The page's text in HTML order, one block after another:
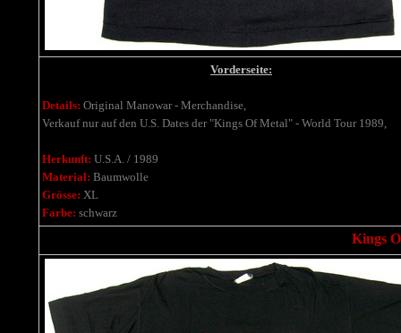
Vorderseite:
Details: Original Manowar - Merchandise,
Verkauf nur auf den U.S. Dates der "Kings Of Metal" - World Tour 1989,
Herkunft: U.S.A. / 1989
Material: Baumwolle
Grösse: XL
Farbe: schwarz
Kings